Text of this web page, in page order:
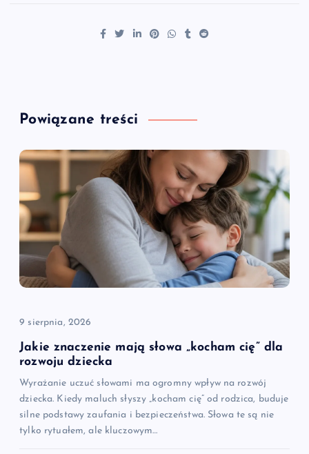
Powiązane treści
9 sierpnia, 2026
Jakie znaczenie mają słowa „kocham cię” dla
rozwoju dziecka
Wyrażanie uczuć słowami ma ogromny wpływ na rozwój
dziecka. Kiedy maluch słyszy „kocham cię” od rodzica, buduje
silne podstawy zaufania i bezpieczeństwa. Słowa te są nie
tylko rytuałem, ale kluczowym…